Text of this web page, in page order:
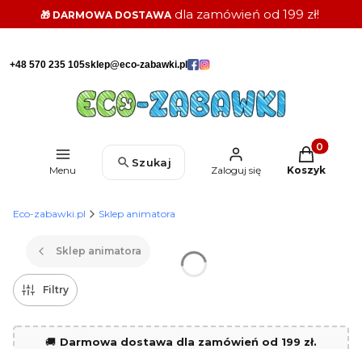
🎁 DARMOWA DOSTAWAdla zamówień od 199 zł!
+48 570 235 105sklep@eco-zabawki.pl
Menu
Szukaj
Zaloguj się
Produkty w
Koszyk
Eco-zabawki.pl Sklep animatora
Sklep animatora
Filtry
🚚 Darmowa dostawa dla zamówień od 199 zł.